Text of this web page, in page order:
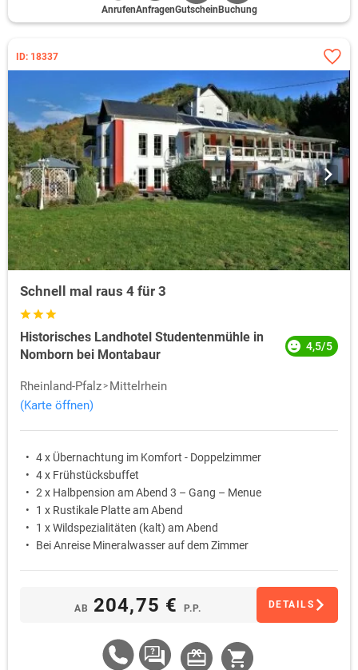
AnrufenAnfragenGutschein Buchung
ID: 18337
Schnell mal raus 4 für 3
Historisches Landhotel Studentenmühle in
Nomborn bei Montabaur
4,5/5
Rheinland-Pfalz
Mittelrhein
(Karte öffnen)
4 x Übernachtung im Komfort - Doppelzimmer
4 x Frühstücksbuffet
2 x Halbpension am Abend 3 – Gang – Menue
1 x Rustikale Platte am Abend
1 x Wildspezialitäten (kalt) am Abend
Bei Anreise Mineralwasser auf dem Zimmer
AB 204,75 € P.P. DETAILS